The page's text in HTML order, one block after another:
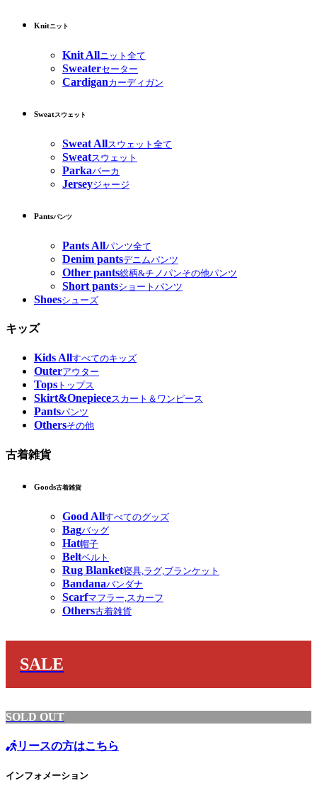
Knitニット
Knit Allニット全て
Sweaterセーター
Cardiganカーディガン
Sweatスウェット
Sweat Allスウェット全て
Sweatスウェット
Parkaパーカ
Jerseyジャージ
Pantsパンツ
Pants Allパンツ全て
Denim pantsデニムパンツ
Other pants総柄&チノパンその他パンツ
Short pantsショートパンツ
Shoesシューズ
キッズ
Kids Allすべてのキッズ
Outerアウター
Tops トップス
Skirt&Onepieceスカート＆ワンピース
Pantsパンツ
Othersその他
古着雑貨
Goods古着雑貨
Good Allすべてのグッズ
Bagバッグ
Hat帽子
Beltベルト
Rug Blanket寝具,ラグ,ブランケット
Bandanaバンダナ
Scarfマフラー,スカーフ
Others古着雑貨
SALE
SOLD OUT
リースの方はこちら
インフォメーション